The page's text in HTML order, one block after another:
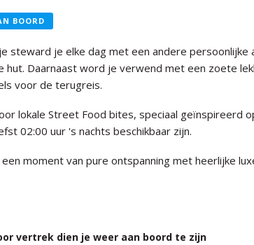
BOORD
steward je elke dag met een andere
Daarnaast word je verwend met een zoete
voor de terugreis.
lokale Street Food bites, speciaal geïnspireerd
02:00 uur 's nachts beschikbaar zijn.
moment van pure ontspanning met heerlijke
vertrek dien je weer aan boord te zijn